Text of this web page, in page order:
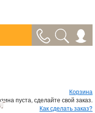
Корзина
пуста, сделайте свой заказ.
Как сделать заказ?